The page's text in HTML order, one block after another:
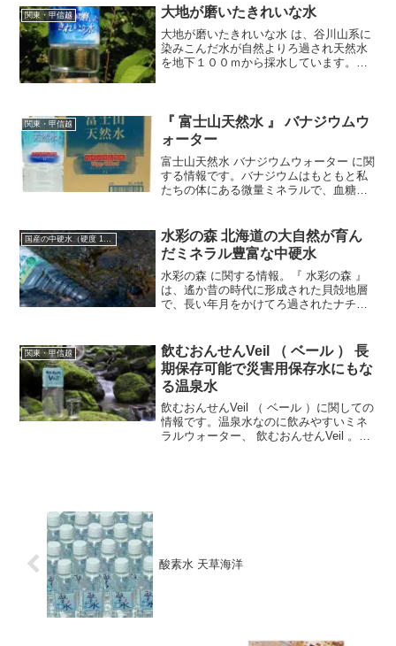
白く輝く美しい山であり、日本百名山の
一つです。その山の花...
関東・甲信越 大地が磨いたきれいな水
大地が磨いたきれいな水 は、谷川山系に
染みこんだ水が自然よりろ過され天然水
を地下１００ｍから採水しています。加
た天然の水を自然そのま...
関東・甲信越
『 富士山天然水 』 バナジウムウ
ォーター
富士山天然水 バナジウムウォーター に関
する情報です。バナジウムはもともと私
たちの体にある微量ミネラルで、血糖降
士山天然水 』の紹介です。富士山天然水
について『 富...
水彩の森 北海道の大自然が育ん
だミネラル豊富な中硬水
水彩の森 に関する情報。『 水彩の森 』
は、遙か昔の時代に形成された貝殻地層
で、長い年月をかけてろ過されたナチュ
（うたさいぶなりん）」の土壌から湧き
出る清らかな水が用いられています。
関東・甲信越
飲むおんせんVeil （ ベール ） 長
期保存可能で災害用保存水にもな
る温泉水
飲むおんせんVeil （ ベール ）に関しての
情報です。温泉水なのに飲みやすいミネ
ラルウォーター、 飲むおんせんVeil 。10
酸素水 天草海洋